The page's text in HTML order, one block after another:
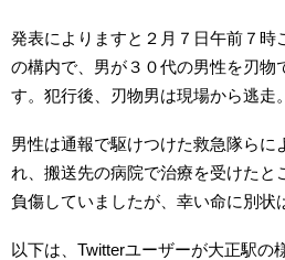
発表によりますと２月７日午前７時
の構内で、男が３０代の男性を刃物
す。犯行後、刃物男は現場から逃走。
男性は通報で駆けつけた救急隊らに
れ、搬送先の病院で治療を受けたと
負傷していましたが、幸い命に別状
以下は、Twitterユーザーが大正駅の